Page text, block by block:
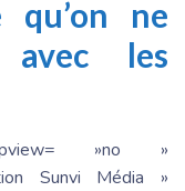
ne
avec les
»no »
Sunvi Média »